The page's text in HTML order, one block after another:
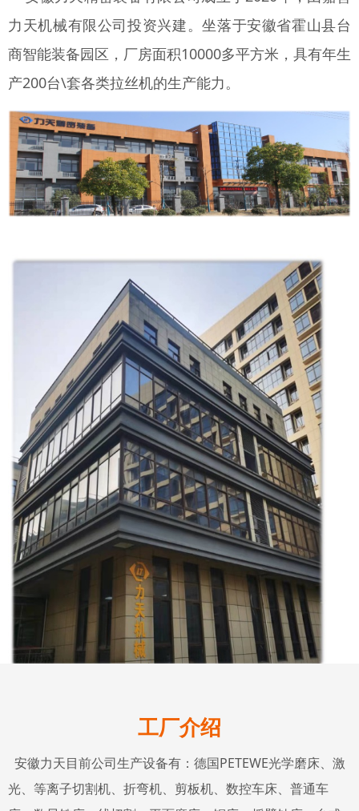
力天机械有限公司投资兴建。坐落于安徽省霍山县台
商智能装备园区，厂房面积10000多平方米，具有年生
产200台\套各类拉丝机的生产能力。
工厂介绍
安徽力天目前公司生产设备有：德国PETEWE光学磨床、激
光、等离子切割机、折弯机、剪板机、数控车床、普通车